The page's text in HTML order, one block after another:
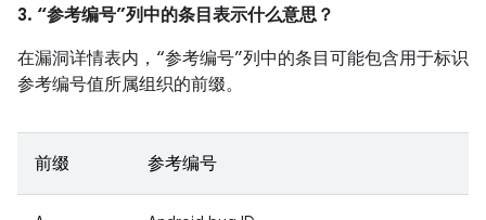
3. “参考编号”列中的条目表示什么意思？
在漏洞详情表内，“参考编号”列中的条目可能包含用于标识
参考编号值所属组织的前缀。
前缀 参考编号